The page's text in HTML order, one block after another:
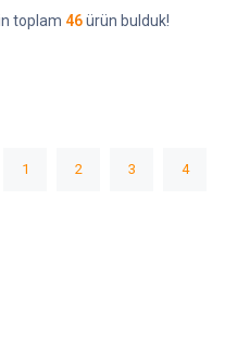
toplam 46ürün bulduk!
1 2 3 4